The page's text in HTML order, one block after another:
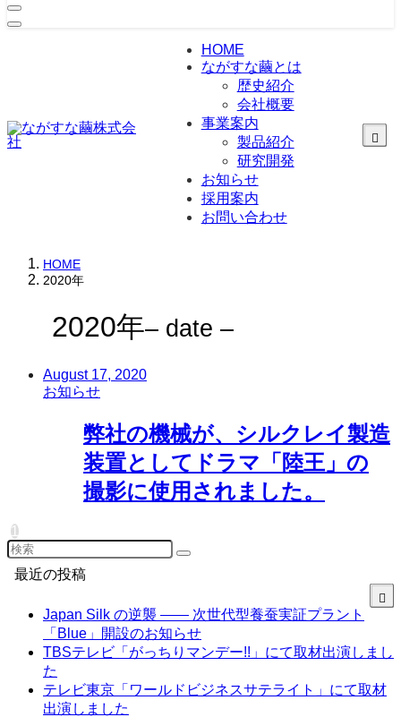
HOME
ながすな繭とは
歴史紹介
会社概要
事業案内
製品紹介
シルク素材事業
研究開発
お知らせ
採用案内
お問い合わせ
HOME
2020年
2020年– date –
August 17, 2020
お知らせ
弊社の機械が、シルクレイ製造
装置としてドラマ「陸王」の
撮影に使用されました。
1
最近の投稿
Japan Silk の逆襲 —— 次世代型養蚕実証プラント
「Blue」開設のお知らせ
TBSテレビ「がっちりマンデー!!」にて取材出演しまし
た
テレビ東京「ワールドビジネスサテライト」にて取材
出演しました